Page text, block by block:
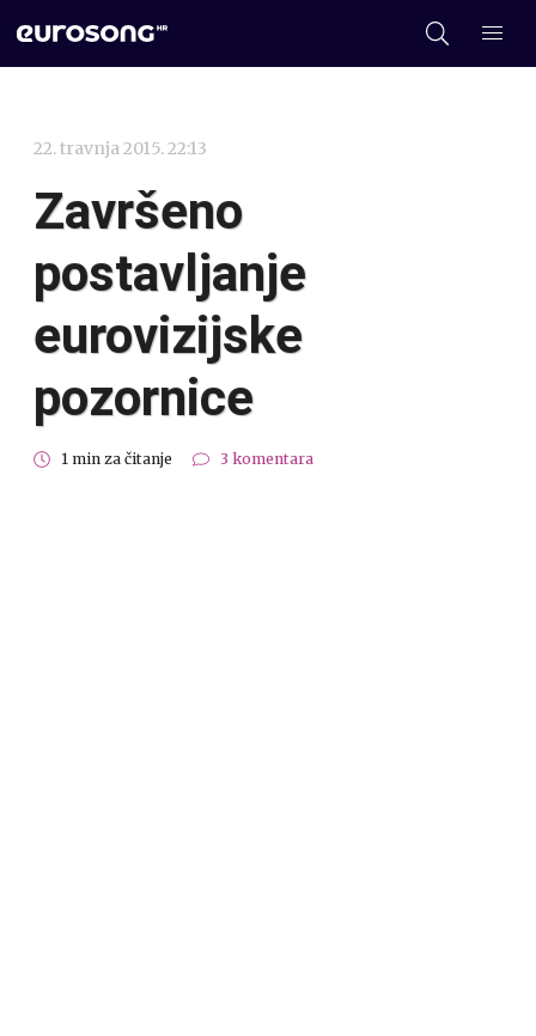
22. travnja 2015. 22:13
Završeno
postavljanje
eurovizijske
pozornice
1 min za čitanje 3 komentara